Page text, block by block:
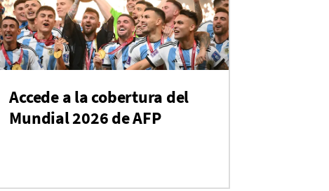
Accede a la cobertura del
Mundial 2026 de AFP